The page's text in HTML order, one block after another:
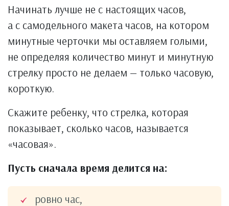
Начинать лучше не с настоящих часов,
а с самодельного макета часов, на котором
минутные черточки мы оставляем голыми,
не определяя количество минут и минутную
стрелку просто не делаем — только часовую,
короткую.
Скажите ребенку, что стрелка, которая
показывает, сколько часов, называется
«часовая».
Пусть сначала время делится на:
ровно час,